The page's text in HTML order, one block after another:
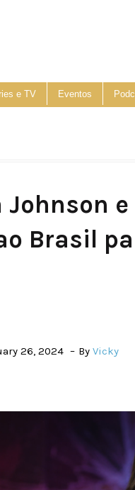
e TV Eventos
Johnson
Brasil
26, 2024 By Vicky